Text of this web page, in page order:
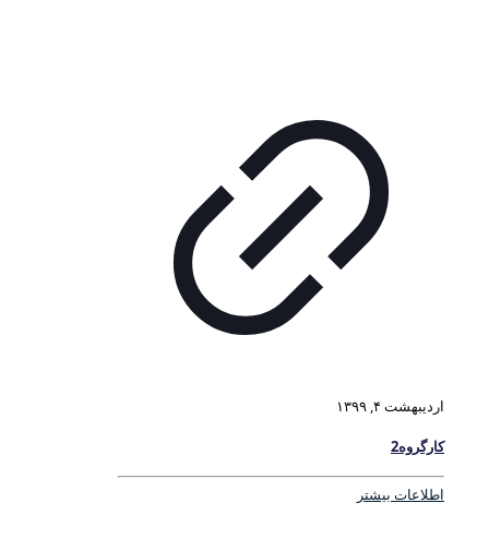
اردیبهشت ۴, ۱۳۹۹
کارگروه2
اطلاعات بیشتر